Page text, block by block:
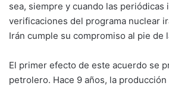
sea, siempre y cuando las periódicas
verificaciones del programa nuclear
Irán cumple su compromiso al pie de
El primer efecto de este acuerdo se
petrolero. Hace 9 años, la